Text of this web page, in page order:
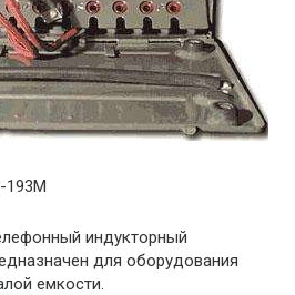
193М
индукторный
для оборудования
емкости.